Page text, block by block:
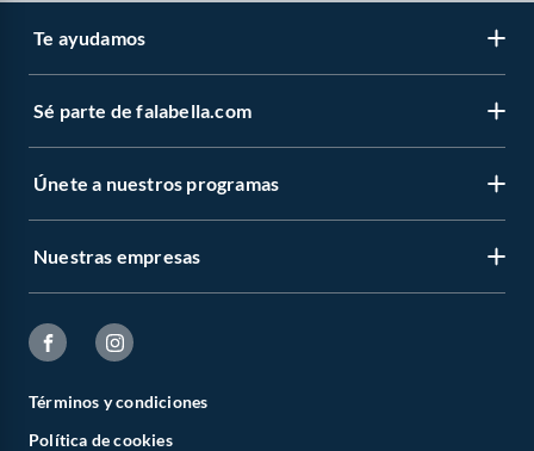
Te ayudamos
Sé parte de falabella.com
Únete a nuestros programas
Nuestras empresas
Términos y condiciones
Política de cookies